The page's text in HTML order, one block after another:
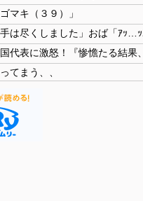
マキ（３９）」
手は尽くしました」おば「ｱｯ
てまう、、